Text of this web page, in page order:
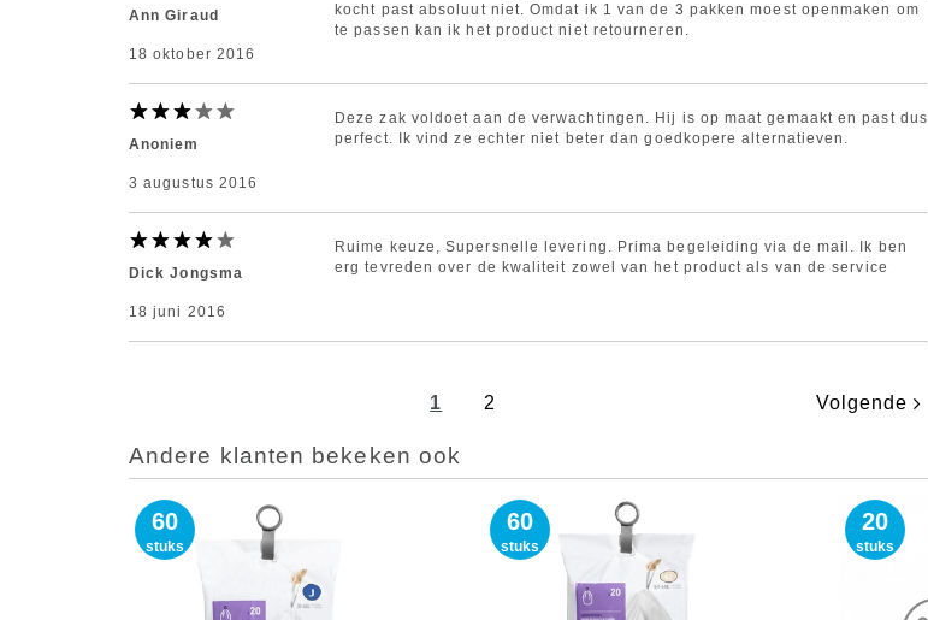
Ann Giraud
18 oktober 2016
kocht past absoluut niet. Omdat ik 1 van de 3 pakken moest openmaken om
te passen kan ik het product niet retourneren.
Anoniem
3 augustus 2016
Deze zak voldoet aan de verwachtingen. Hij is op maat gemaakt en past dus
perfect. Ik vind ze echter niet beter dan goedkopere alternatieven.
Dick Jongsma
18 juni 2016
Ruime keuze, Supersnelle levering. Prima begeleiding via de mail. Ik ben
erg tevreden over de kwaliteit zowel van het product als van de service
1 2 Volgende
Andere klanten bekeken ook
60
stuks
60
stuks
20
stuks